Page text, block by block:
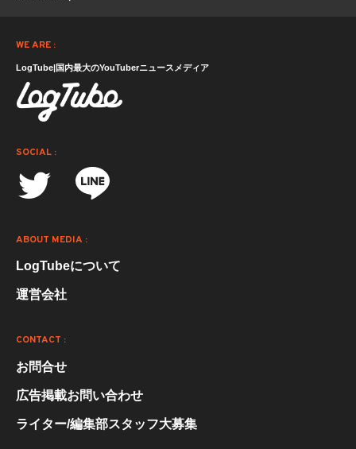
WE ARE :
LogTube|国内最大のYouTuberニュースメディア
SOCIAL :
ABOUT MEDIA :
LogTubeについて
運営会社
CONTACT :
お問合せ
広告掲載お問い合わせ
ライター/編集部スタッフ大募集